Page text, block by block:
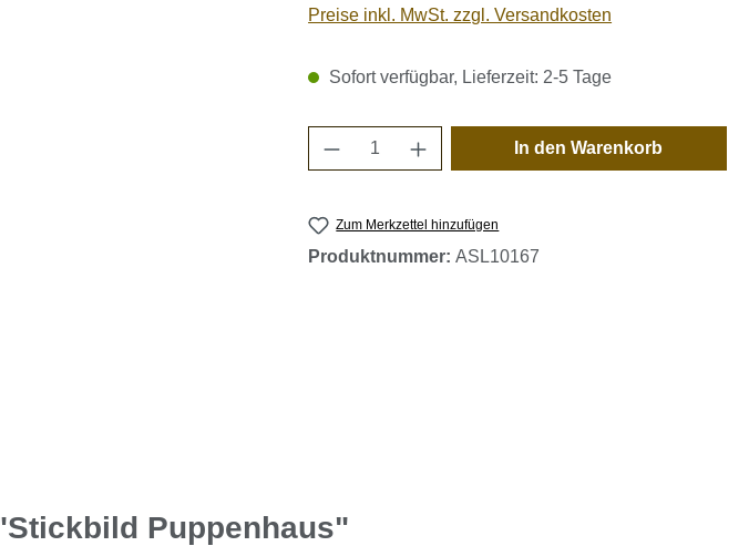
Preise inkl. MwSt. zzgl. Versandkosten
Sofort verfügbar, Lieferzeit: 2-5 Tage
Produkt Anzahl: Gib den
In den Warenkorb
Zum Merkzettel hinzufügen
Produktnummer:ASL10167
Puppenhaus"